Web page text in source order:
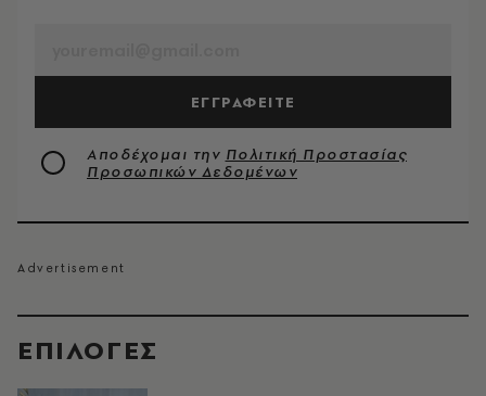
EΠΙΛΟΓΈΣ
ΕΓΓΡΑΦΕΙΤΕ
Αποδέχομαι την Πολιτική Προστασίας
Προσωπικών Δεδομένων